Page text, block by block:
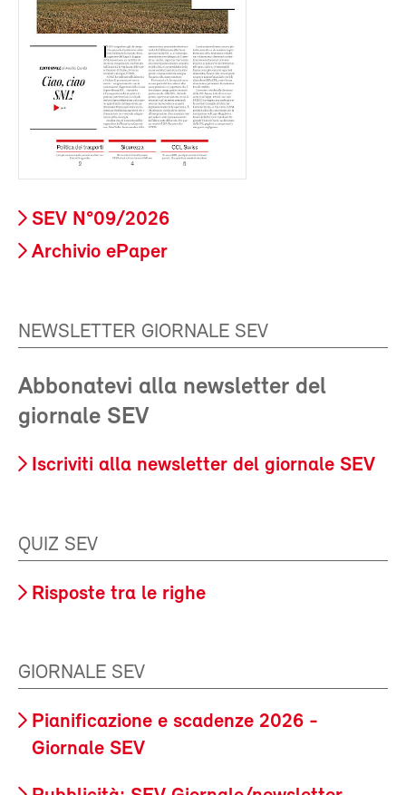
SEV N°09/2026
Archivio ePaper
NEWSLETTER GIORNALE SEV
Abbonatevi alla newsletter del
giornale SEV
Iscriviti alla newsletter del giornale SEV
QUIZ SEV
Risposte tra le righe
GIORNALE SEV
Pianificazione e scadenze 2026 -
Giornale SEV